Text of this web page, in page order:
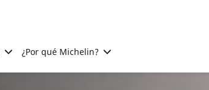
¿Por qué Michelin?